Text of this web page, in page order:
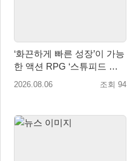
‘화끈하게 빠른 성장’이 가능
한 액션 RPG ‘스튜피드 네
버 다이즈’ 패키지판 예약판
2026.08.06 조회 94